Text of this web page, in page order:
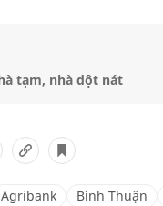
tạm, nhà dột nát
Agribank Bình Thuận